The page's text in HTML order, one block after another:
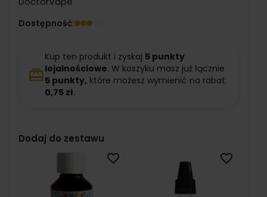
Dostępność:
redeem
Kup ten produkt i zyskaj 5 punkty
lojalnościowe. W koszyku masz już łącznie
5 punkty, które możesz wymienić na rabat
0,75 zł.
Dodaj do zestawu
favorite_border favorite_border